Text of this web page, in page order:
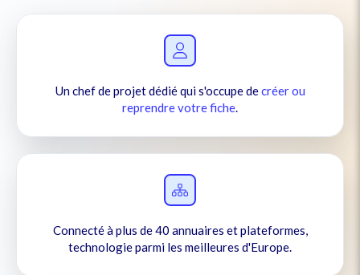
Un chef de projet dédié qui s'occupe decréer ou
reprendre votre fiche.
Connecté à plus de 40 annuaires et plateformes,
technologie parmi les meilleures d'Europe.